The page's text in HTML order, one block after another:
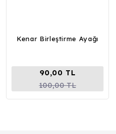
Kenar Birleştirme Ayağı
90,00 TL
100,00 TL